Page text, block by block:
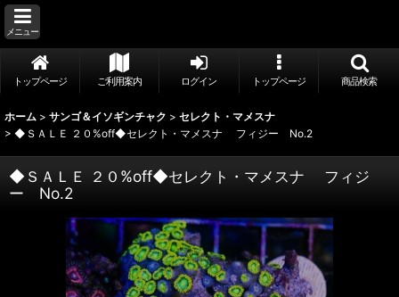
メニュー
トップページ ご利用案内 ログイン トップページ 商品検索
ホーム > サンゴ＆イソギンチャク > セレクト・マメスナ
> ◆ＳＡＬＥ ２０%off◆セレクト・マメスナ フィジー No.2
◆ＳＡＬＥ ２０%off◆セレクト・マメスナ フィジ
ー No.2